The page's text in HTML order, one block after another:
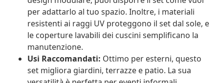
per adattarlo al tuo spazio. Inoltre, i materiali
resistenti ai raggi UV proteggono il set dal sole, e
le coperture lavabili dei cuscini semplificano la
manutenzione.
Usi Raccomandati: Ottimo per esterni, questo
set migliora giardini, terrazze e patio. La sua